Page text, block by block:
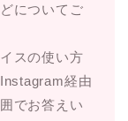
についてご
スの使い方
経由
でお答えい